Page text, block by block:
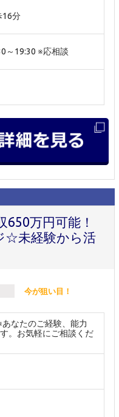
16分
～19:30 ※応相談
万円可能！
☆未経験から活
今が狙い目！
なたのご経験、能力
。お気軽にご相談くだ